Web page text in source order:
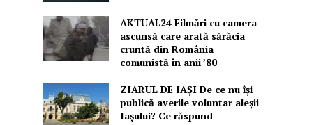
AKTUAL24 Filmări cu camera
ascunsă care arată sărăcia
cruntă din România
comunistă în anii ’80
ZIARUL DE IAȘI De ce nu își
publică averile voluntar aleșii
Iașului? Ce răspund